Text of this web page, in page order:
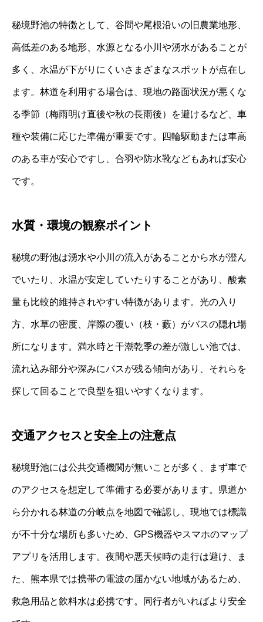
秘境野池の特徴として、谷間や尾根沿いの旧農業地形、
高低差のある地形、水源となる小川や湧水があることが
多く、水温が下がりにくいさまざまなスポットが点在し
ます。林道を利用する場合は、現地の路面状況が悪くな
る季節（梅雨明け直後や秋の長雨後）を避けるなど、車
種や装備に応じた準備が重要です。四輪駆動または車高
のある車が安心ですし、合羽や防水靴などもあれば安心
です。
水質・環境の観察ポイント
秘境の野池は湧水や小川の流入があることから水が澄ん
でいたり、水温が安定していたりすることがあり、酸素
量も比較的維持されやすい特徴があります。光の入り
方、水草の密度、岸際の覆い（枝・藪）がバスの隠れ場
所になります。満水時と干潮乾季の差が激しい池では、
流れ込み部分や深みにバスが残る傾向があり、それらを
探して回ることで良型を狙いやすくなります。
交通アクセスと安全上の注意点
秘境野池には公共交通機関が無いことが多く、まず車で
のアクセスを想定して準備する必要があります。県道か
ら分かれる林道の分岐点を地図で確認し、現地では標識
が不十分な場所も多いため、GPS機器やスマホのマップ
アプリを活用します。夜間や悪天候時の走行は避け、ま
た、熊本県では携帯の電波の届かない地域があるため、
救急用品と飲料水は必携です。同行者がいればより安全